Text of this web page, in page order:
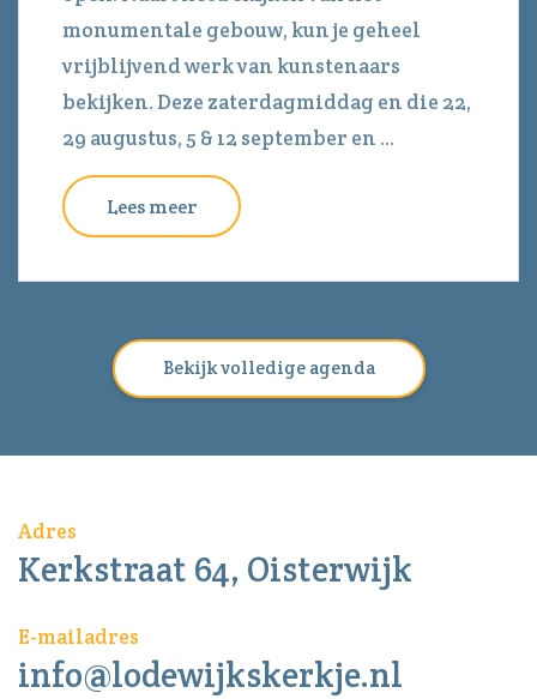
monumentale gebouw, kun je geheel
vrijblijvend werk van kunstenaars
bekijken. Deze zaterdagmiddag en die 22,
29 augustus, 5 & 12 september en ...
Lees meer
Bekijk volledige agenda
Adres
Kerkstraat 64, Oisterwijk
E-mailadres
info@lodewijkskerkje.nl